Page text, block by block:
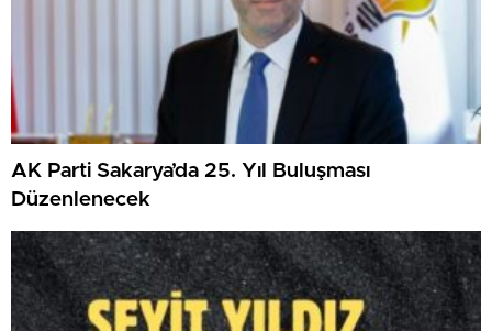
AK Parti Sakarya’da 25. Yıl Buluşması
Düzenlenecek